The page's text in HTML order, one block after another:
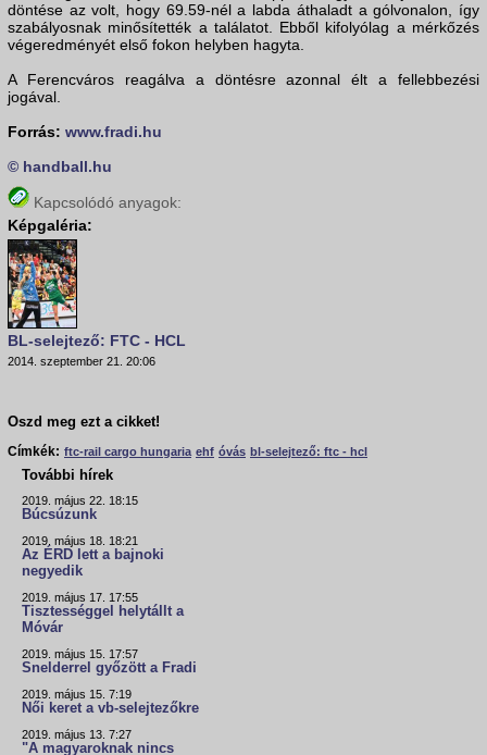
döntése az volt, hogy 69.59-nél a labda áthaladt a gólvonalon, így
szabályosnak minősítették a találatot. Ebből kifolyólag a mérkőzés
végeredményét első fokon helyben hagyta.
A Ferencváros reagálva a döntésre azonnal élt a fellebbezési
jogával.
Forrás: www.fradi.hu
© handball.hu
Kapcsolódó anyagok:
Képgaléria:
BL-selejtező: FTC - HCL
2014. szeptember 21. 20:06
Oszd meg ezt a cikket!
Címkék: ftc-rail cargo hungaria ehf óvás bl-selejtező: ftc - hcl
További hírek
2019. május 22. 18:15
Búcsúzunk
2019. május 18. 18:21
Az ÉRD lett a bajnoki
negyedik
2019. május 17. 17:55
Tisztességgel helytállt a
Móvár
2019. május 15. 17:57
Snelderrel győzött a Fradi
2019. május 15. 7:19
Női keret a vb-selejtezőkre
2019. május 13. 7:27
"A magyaroknak nincs